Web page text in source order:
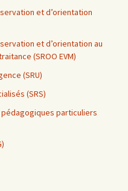
et d’orientation
et d’orientation au
(SROO EVM)
(SRU)
(SRS)
particuliers